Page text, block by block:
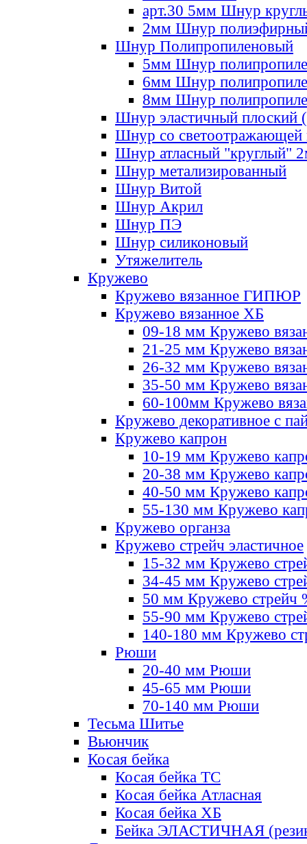
арт.30 5мм Шнур
2мм Шнур
Шнур Полипропиленовый
5мм Шнур
6мм Шнур
8мм Шнур
Шнур эластичный плоский
Шнур со светоотражающей
Шнур атласный "круглый"
Шнур метализированный
Шнур Витой
Шнур Акрил
Шнур ПЭ
Шнур силиконовый
Утяжелитель
Кружево
Кружево вязанное ГИПЮР
Кружево вязанное ХБ
09-18 мм Кружево
21-25 мм Кружево
26-32 мм Кружево
35-50 мм Кружево
60-100мм Кружево
Кружево декоративное с
Кружево капрон
10-19 мм Кружево
20-38 мм Кружево
40-50 мм Кружево
55-130 мм Кружево
Кружево органза
Кружево стрейч эластичное
15-32 мм Кружево
34-45 мм Кружево
50 мм Кружево стрейч
55-90 мм Кружево
140-180 мм Кружево
Рюши
20-40 мм Рюши
45-65 мм Рюши
70-140 мм Рюши
Тесьма Шитье
Вьюнчик
Косая бейка
Косая бейка ТС
Косая бейка Атласная
Косая бейка ХБ
Бейка ЭЛАСТИЧНАЯ